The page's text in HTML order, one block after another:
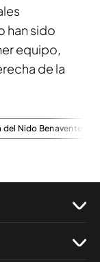
han sido
equipo,
de la
del Nido Benavente